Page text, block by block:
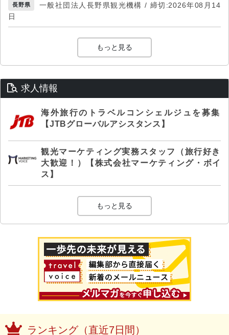
長野県
一般社団法人長野県観光機構 / 締切:2026年08月14
日
もっと見る
求人情報
海外旅行のトラベルコンシェルジュを募集
【JTBグローバルアシスタンス】
観光マーケティング実務スタッフ（旅行好き
大歓迎！）【株式会社マーケティング・ボイ
ス】
もっと見る
ランキング（直近7日間）